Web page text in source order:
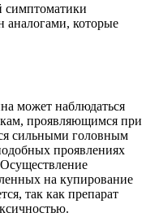
симптоматики
аналогами, которые
может наблюдаться
проявляющимся при
сильными головным
проявлениях
на купирование
так как препарат